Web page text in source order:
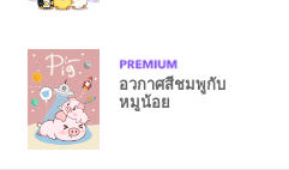
อวกาศสีชมพูกับ
หมูน้อย